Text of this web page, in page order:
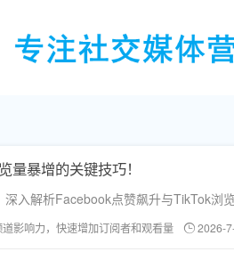
量暴增的关键技巧！
入解析Facebook点赞飙升与TikTok浏
影响力，快速增加订阅者和观看量 2026-